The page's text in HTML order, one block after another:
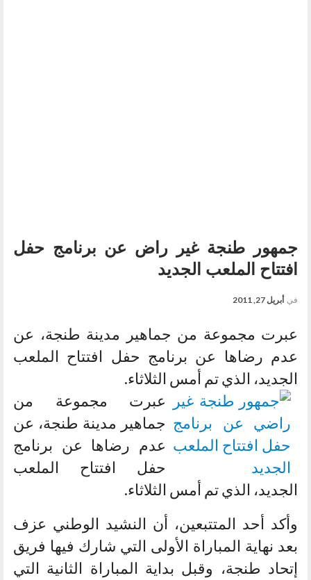
جمهور طنجة غير راض عن برنامج حفل
افتتاح الملعب الجديد
في أبريل 27, 2011
عبرت مجموعة من جماهير مدينة طنجة، عن
عدم رضاها عن برنامج حفل افتتاح الملعب
الجديد، الذي تم أمس الثلاثاء.
عبرت مجموعة من
جماهير مدينة طنجة، عن
عدم رضاها عن برنامج
حفل افتتاح الملعب
الجديد، الذي تم أمس الثلاثاء.
وأكد أحد المتتبعين، أن النشيد الوطني عزف
بعد نهاية المباراة الأولى التي شارك فيها فريق
إتحاد طنجة، وقبل بداية المباراة الثانية التي